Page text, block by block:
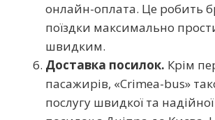
онлайн-оплата. Це робить
поїздки максимально
швидким.
Доставка посилок. Крім
пасажирів, «Crimea-bus»
послугу швидкої та